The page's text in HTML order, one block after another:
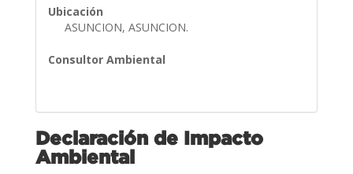
Ubicación
ASUNCION, ASUNCION.
Consultor Ambiental
Declaración de Impacto
Ambiental